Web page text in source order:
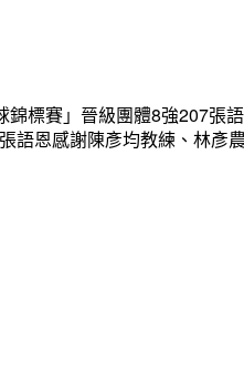
標賽」晉級團體8強207張
語恩感謝陳彥均教練、林彥